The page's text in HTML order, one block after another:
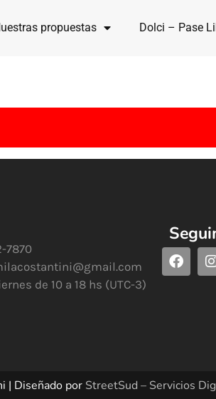
propuestas Dolci – Pase
7870
de 10 a 18 hs (UTC-3)
| Diseñado por StreetSud – Servicios